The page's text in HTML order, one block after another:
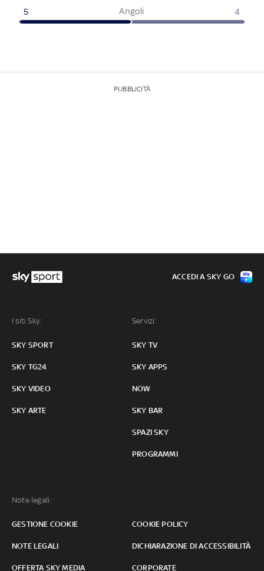
Angoli
5 4
PUBBLICITÀ
I siti Sky:
SKY SPORT
SKY TG24
SKY VIDEO
SKY ARTE
Servizi:
SKY TV
SKY APPS
NOW
SKY BAR
SPAZI SKY
PROGRAMMI
Note legali:
GESTIONE COOKIE COOKIE POLICY
NOTE LEGALI DICHIARAZIONE DI ACCESSIBILITÀ
OFFERTA SKY MEDIA CORPORATE
ACCEDI A SKY GO